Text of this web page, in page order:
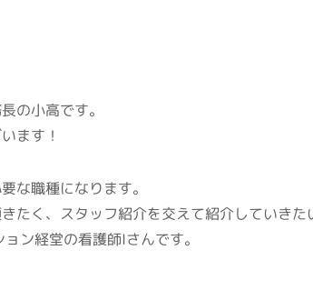
の小高です。
ます！
な職種になります。
たく、スタッフ紹介を交えて紹介していきた
ン経堂の看護師Iさんです。